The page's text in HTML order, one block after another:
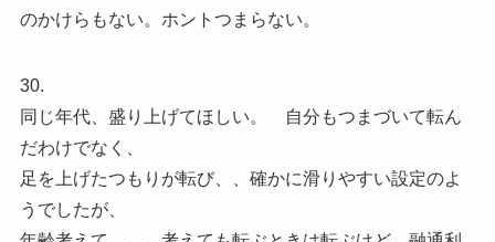
のかけらもない。ホントつまらない。
30.
同じ年代、盛り上げてほしい。 自分もつまづいて転ん
だわけでなく、
足を上げたつもりが転び、、確かに滑りやすい設定のよ
うでしたが、